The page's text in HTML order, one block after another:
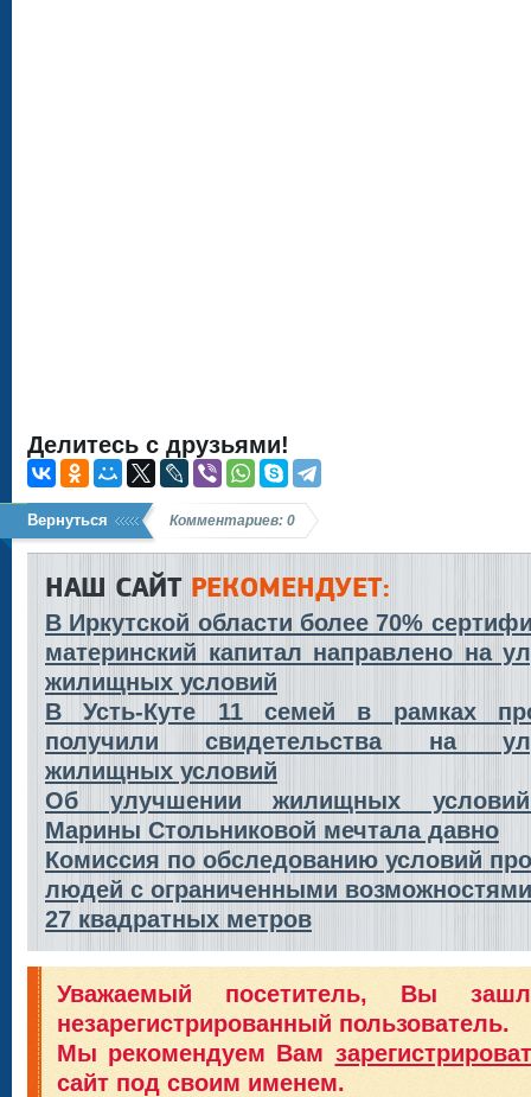
Делитесь с друзьями!
Вернуться Комментариев: 0
НАШ САЙТРЕКОМЕНДУЕТ:
В Иркутской области более 70%
материнский капитал направлено на
жилищных условий
В Усть-Куте 11 семей в рамках
получили свидетельства на
жилищных условий
Об улучшении жилищных
Марины Стольниковой мечтала давно
Комиссия по обследованию условий
людей с ограниченными
27 квадратных метров
Уважаемый посетитель, Вы
незарегистрированный пользователь.
Мы рекомендуем Вам
сайт под своим именем.